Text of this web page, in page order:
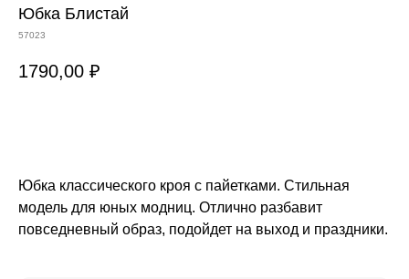
Юбка Блистай
57023
1790,00 ₽
Юбка классического кроя с пайетками. Стильная
модель для юных модниц. Отлично разбавит
повседневный образ, подойдет на выход и праздники.